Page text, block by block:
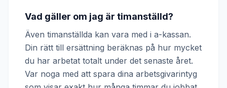
Vad gäller om jag är timanställd?
Även timanställda kan vara med i a-kassan.
Din rätt till ersättning beräknas på hur mycket
du har arbetat totalt under det senaste året.
Var noga med att spara dina arbetsgivarintyg